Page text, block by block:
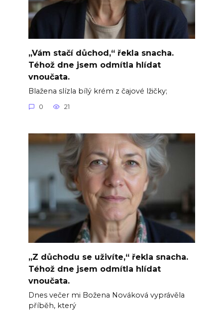
„Vám stačí důchod,“ řekla snacha.
Téhož dne jsem odmítla hlídat
vnoučata.
Blažena slízla bílý krém z čajové lžičky;
0 21
„Z důchodu se uživíte,“ řekla snacha.
Téhož dne jsem odmítla hlídat
vnoučata.
Dnes večer mi Božena Nováková vyprávěla
příběh, který